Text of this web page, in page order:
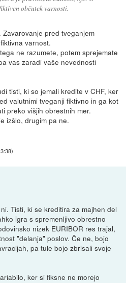
občutek varnosti.
pred tveganjem
varnost.
ne razumete, potem sprejemate
vas zaradi vaše nevednosti
tisti, ki so jemali kredite v CHF, ker
valutnimi tveganji fiktivno in ga kot
preko višjih obrestnih mer.
izšlo, drugim pa ne.
)
Tisti, ki se kreditira za majhen del
igra s spremenljivo obrestno
nizek EURIBOR res trajal,
"delanja" poslov. Če ne, bojo
pa tule bojo zbrisali svoje
ker si fiksne ne morejo